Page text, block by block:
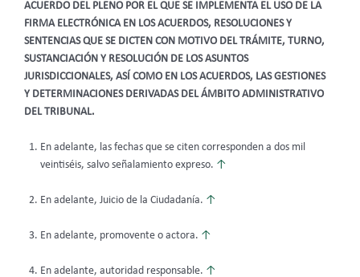
ACUERDO DEL PLENO POR EL QUE SE IMPLEMENTA EL USO DE LA
FIRMA ELECTRÓNICA EN LOS ACUERDOS, RESOLUCIONES Y
SENTENCIAS QUE SE DICTEN CON MOTIVO DEL TRÁMITE, TURNO,
SUSTANCIACIÓN Y RESOLUCIÓN DE LOS ASUNTOS
JURISDICCIONALES, ASÍ COMO EN LOS ACUERDOS, LAS GESTIONES
Y DETERMINACIONES DERIVADAS DEL ÁMBITO ADMINISTRATIVO
DEL TRIBUNAL.
En adelante, las fechas que se citen corresponden a dos mil
veintiséis, salvo señalamiento expreso. ↑
En adelante, Juicio de la Ciudadanía. ↑
En adelante, promovente o actora. ↑
En adelante, autoridad responsable. ↑